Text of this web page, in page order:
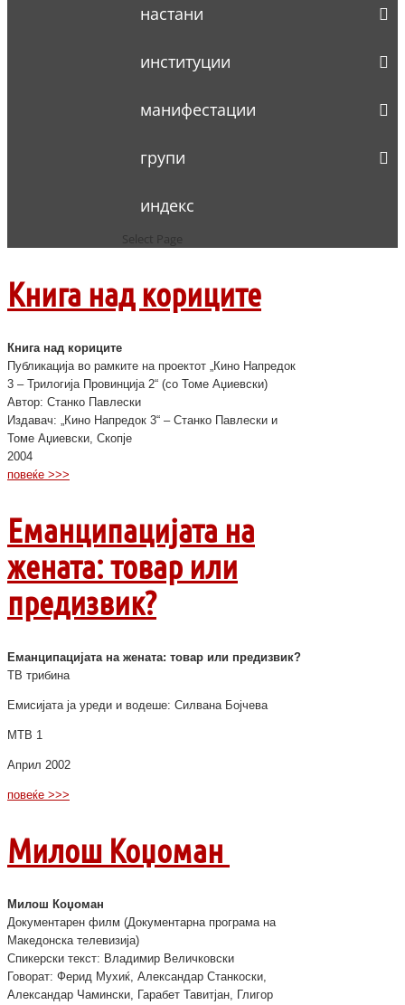
настани
институции
манифестации
групи
индекс
Select Page
Книга над кориците
Книга над кориците
Публикација во рамките на проектот „Кино Напредок
3 – Трилогија Провинција 2“ (со Томе Аџиевски)
Автор: Станко Павлески
Издавач: „Кино Напредок 3“ – Станко Павлески и
Томе Аџиевски, Скопје
2004
повеќе >>>
Еманципацијата на
жената: товар или
предизвик?
Еманципацијата на жената: товар или предизвик?
ТВ трибина
Емисијата ја уреди и водеше: Силвана Бојчева
МТВ 1
Април 2002
повеќе >>>
Милош Коџоман
Милош Коџоман
Документарен филм (Документарна програма на
Македонска телевизија)
Спикерски текст: Владимир Величковски
Говорат: Ферид Мухиќ, Александар Станкоски,
Александар Чамински, Гарабет Тавитјан, Глигор